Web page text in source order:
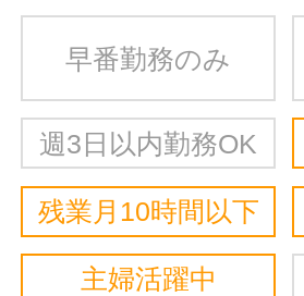
早番勤務のみ
週3日以内勤務OK
残業月10時間以下
主婦活躍中